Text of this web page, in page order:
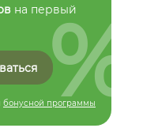
на первый
бонусной программы
%